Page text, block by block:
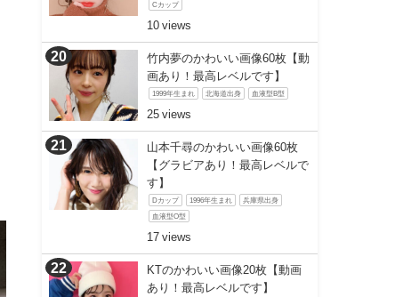
Cカップ
10
竹内夢のかわいい画像60枚【動
画あり！最高レベルです】
1999年生まれ 北海道出身 血液型B型
25
山本千尋のかわいい画像60枚
【グラビアあり！最高レベルで
す】
Dカップ 1996年生まれ 兵庫県出身
血液型O型
17
KTのかわいい画像20枚【動画
あり！最高レベルです】